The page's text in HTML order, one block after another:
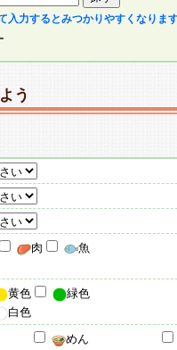
入力するとみつかりやすくなりま
う
肉
魚
黄色
緑色
白色
めん